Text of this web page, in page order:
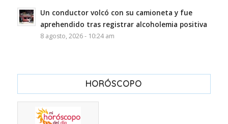
Un conductor volcó con su camioneta y fue
aprehendido tras registrar alcoholemia positiva
8 agosto, 2026 - 10:24 am
HORÓSCOPO